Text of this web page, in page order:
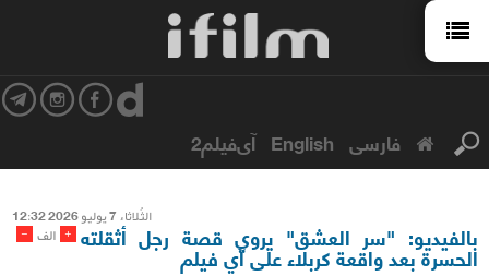
فارسی English آی‌فیلم2
الثُلاثاء 7 یولیو 2026 12:32
- الف + بالفيديو: "سر العشق" يروي قصة رجل أثقلته
الحسرة بعد واقعة كربلاء على آي فيلم